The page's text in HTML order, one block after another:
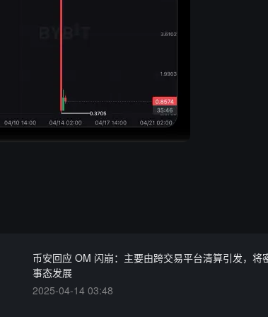
币安回应 OM 闪崩：主要由跨交易平台清算引发，将
事态发展
2025-04-14 03:48